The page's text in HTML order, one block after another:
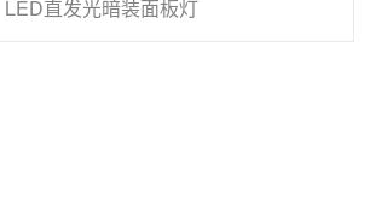
LED直发光暗装面板灯